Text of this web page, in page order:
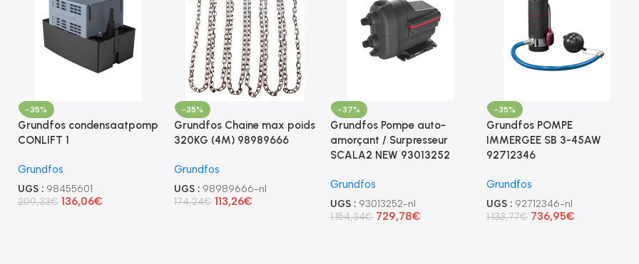
-35%
Grundfos condensaatpomp
CONLIFT 1
Grundfos
UGS : 98455601
209,33€ 136,06€
-35%
Grundfos Chaine max poids
320KG (4M) 98989666
Grundfos
UGS : 98989666-nl
174,24€ 113,26€
-37%
Grundfos Pompe auto-
amorçant / Surpresseur
SCALA2 NEW 93013252
Grundfos
UGS : 93013252-nl
1.154,34€ 729,78€
-35%
Grundfos POMPE
IMMERGEE SB 3-45AW
92712346
Grundfos
UGS : 92712346-nl
1.133,77€ 736,95€